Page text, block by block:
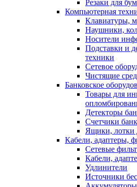
Резаки для
Компьютерная
Клавиатуры,
Наушники,
Носители
Подставки и
техники
Сетевое
Чистящие
Банковское
Товары для
Детекторы
Счетчики
Ящики, лотки
Кабели, адаптеры,
Сетевые
Кабели,
Удлинители
Источники